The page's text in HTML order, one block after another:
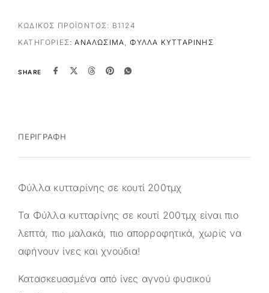
ΚΩΔΙΚΌΣ ΠΡΟΪΌΝΤΟΣ: B1124
ΚΑΤΗΓΟΡΊΕΣ:ΑΝΑΛΏΣΙΜΑ, ΦΎΛΛΑ ΚΥΤΤΑΡΊΝΗΣ
SHARE
ΠΕΡΙΓΡΑΦΉ
Φύλλα κυτταρίνης σε κουτί 200τμχ
Τα Φύλλα κυτταρίνης σε κουτί 200τμχ είναι πιο
λεπτά, πιο μαλακά, πιο απορροφητικά, χωρίς να
αφήνουν ίνες και χνούδια!
Κατασκευασμένα από ίνες αγνού φυσικού